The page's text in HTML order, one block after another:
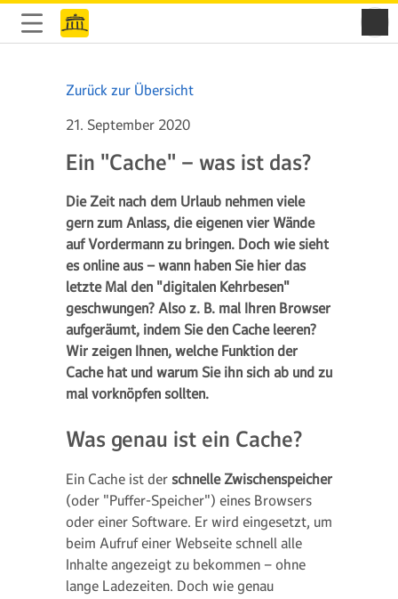
Zurück zur Übersicht
21. September 2020
Ein "Cache" – was ist das?
Die Zeit nach dem Urlaub nehmen viele
gern zum Anlass, die eigenen vier Wände
auf Vordermann zu bringen. Doch wie sieht
es online aus – wann haben Sie hier das
letzte Mal den "digitalen Kehrbesen"
geschwungen? Also z. B. mal Ihren Browser
aufgeräumt, indem Sie den Cache leeren?
Wir zeigen Ihnen, welche Funktion der
Cache hat und warum Sie ihn sich ab und zu
mal vorknöpfen sollten.
Was genau ist ein Cache?
Ein Cache ist der schnelle Zwischenspeicher
(oder "Puffer-Speicher") eines Browsers
oder einer Software. Er wird eingesetzt, um
beim Aufruf einer Webseite schnell alle
Inhalte angezeigt zu bekommen – ohne
lange Ladezeiten. Doch wie genau